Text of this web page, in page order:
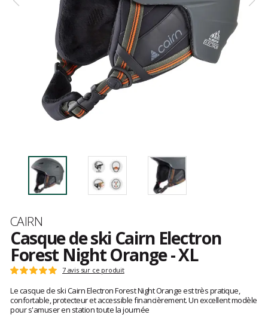
Marque
CAIRN
Casque de ski Cairn Electron
Forest Night Orange - XL
Référence
060305015261/62
Les
clients
Note
:
5
sur
5
7 avis sur ce produit
Le casque de ski Cairn Electron Forest Night Orange est très pratique,
confortable, protecteur et accessible financièrement. Un excellent modèle
pour s'amuser en station toute la journée